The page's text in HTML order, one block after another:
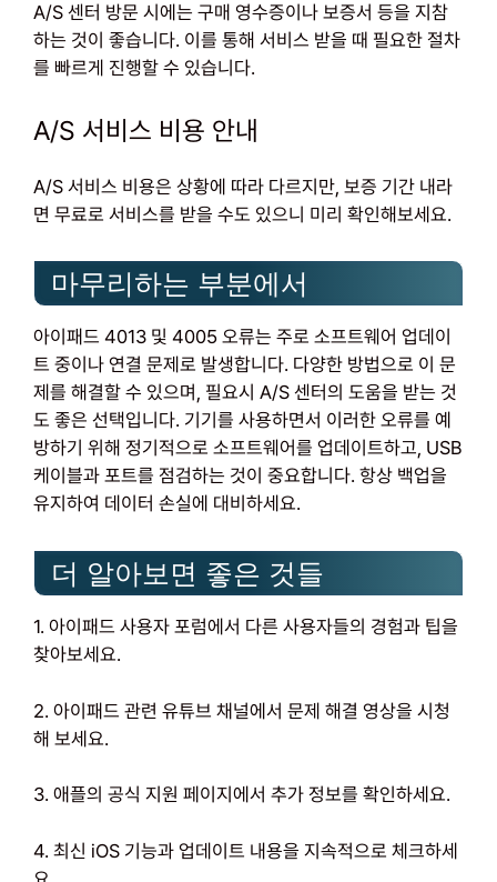
A/S 센터 방문 시에는 구매 영수증이나 보증서 등을 지참
하는 것이 좋습니다. 이를 통해 서비스 받을 때 필요한 절차
를 빠르게 진행할 수 있습니다.
A/S 서비스 비용 안내
A/S 서비스 비용은 상황에 따라 다르지만, 보증 기간 내라
면 무료로 서비스를 받을 수도 있으니 미리 확인해보세요.
마무리하는 부분에서
아이패드 4013 및 4005 오류는 주로 소프트웨어 업데이
트 중이나 연결 문제로 발생합니다. 다양한 방법으로 이 문
제를 해결할 수 있으며, 필요시 A/S 센터의 도움을 받는 것
도 좋은 선택입니다. 기기를 사용하면서 이러한 오류를 예
방하기 위해 정기적으로 소프트웨어를 업데이트하고, USB
케이블과 포트를 점검하는 것이 중요합니다. 항상 백업을
유지하여 데이터 손실에 대비하세요.
더 알아보면 좋은 것들
1. 아이패드 사용자 포럼에서 다른 사용자들의 경험과 팁을
찾아보세요.
2. 아이패드 관련 유튜브 채널에서 문제 해결 영상을 시청
해 보세요.
3. 애플의 공식 지원 페이지에서 추가 정보를 확인하세요.
4. 최신 iOS 기능과 업데이트 내용을 지속적으로 체크하세